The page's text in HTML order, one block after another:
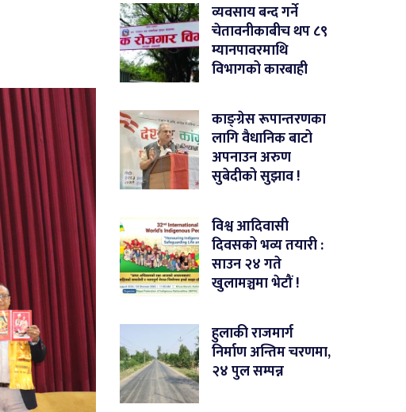
व्यवसाय बन्द गर्ने
चेतावनीकाबीच थप ८९
म्यानपावरमाथि
विभागको कारबाही
काङ्ग्रेस रूपान्तरणका
लागि वैधानिक बाटो
अपनाउन अरुण
सुबेदीको सुझाव !
विश्व आदिवासी
दिवसको भव्य तयारी :
साउन २४ गते
खुलामञ्चमा भेटौं !
हुलाकी राजमार्ग
निर्माण अन्तिम चरणमा,
२४ पुल सम्पन्न